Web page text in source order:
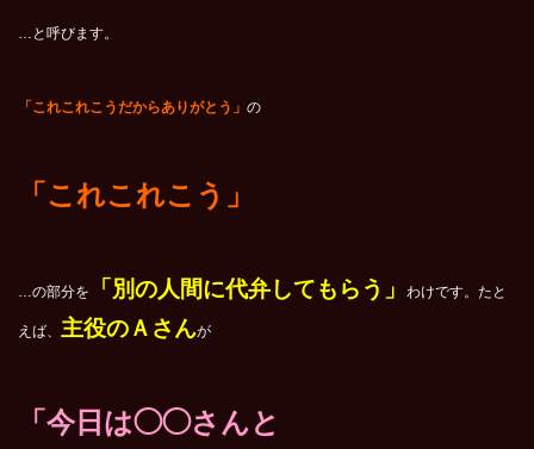
…と呼びます。
「これこれこうだからありがとう」 の
「これこれこう」
…の部分を 「別の人間に代弁してもらう」 わけです。 たと
えば、 主役のＡさんが
「今日は◯◯さんと